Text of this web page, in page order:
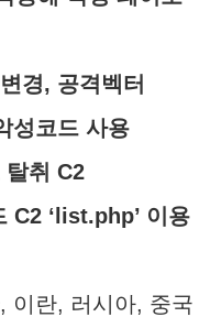
경, 공격벡터
성코드 사용
탈취 C2
C2 ‘list.php’ 이용
이란, 러시아, 중국